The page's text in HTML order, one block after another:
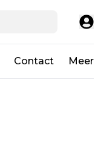
Contact Meer